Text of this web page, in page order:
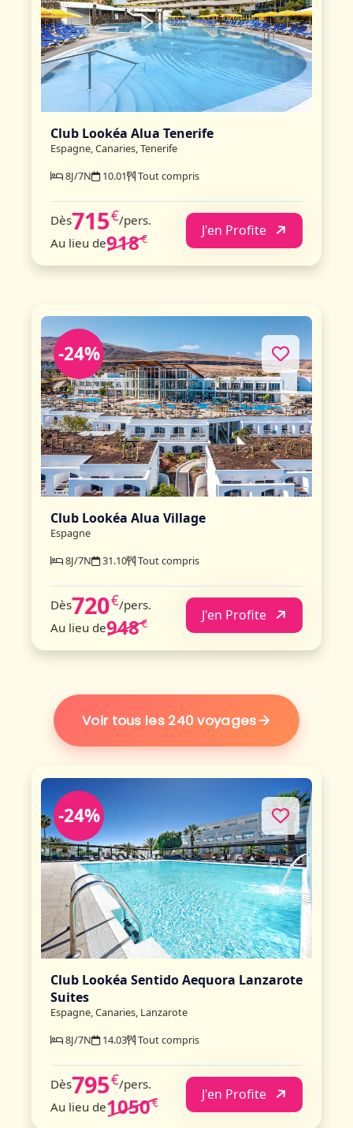
Club Lookéa Alua Tenerife
Espagne, Canaries, Tenerife
8J/7N
10.01 Tout compris
Dès715€/pers.
Au lieu de918€ J'en Profite
-24%
Club Lookéa Alua Village
Espagne
8J/7N
31.10 Tout compris
Dès720€/pers.
Au lieu de948€ J'en Profite
Voir tous les 240 voyages→
-24%
Club Lookéa Sentido Aequora Lanzarote
Suites
Espagne, Canaries, Lanzarote
8J/7N
14.03 Tout compris
Dès795€/pers.
Au lieu de1050€ J'en Profite